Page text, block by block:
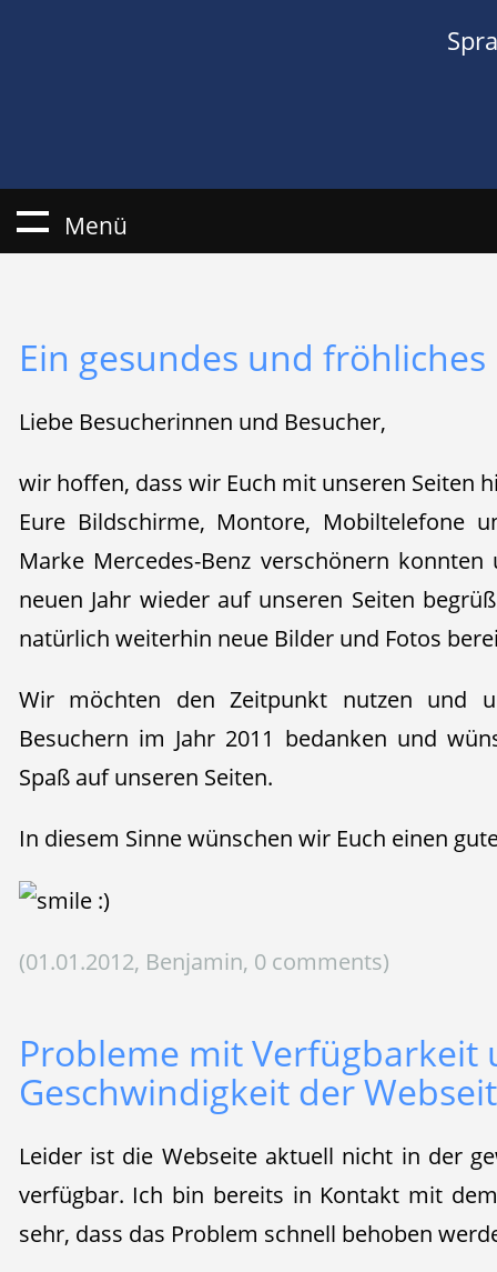
Menü
Ein gesundes und fröhliches
Liebe Besucherinnen und Besucher,
wir hoffen, dass wir Euch mit unseren Seiten
Eure Bildschirme, Montore, Mobiltelefone
Marke Mercedes-Benz verschönern
neuen Jahr wieder auf unseren Seiten
natürlich weiterhin neue Bilder und Fotos
Wir möchten den Zeitpunkt nutzen und
Besuchern im Jahr 2011 bedanken und
Spaß auf unseren Seiten.
In diesem Sinne wünschen wir Euch einen
(01.01.2012, Benjamin, 0 comments)
Probleme mit Verfügbarkeit
Geschwindigkeit der
Leider ist die Webseite aktuell nicht in der
verfügbar. Ich bin bereits in Kontakt mit
sehr, dass das Problem schnell behoben